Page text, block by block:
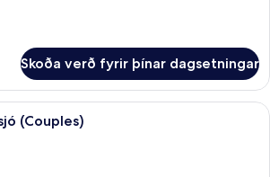
Skoða verð fyrir þínar dagsetningar
Herbergi - vísar að sjó (Couples) |
(Couples)